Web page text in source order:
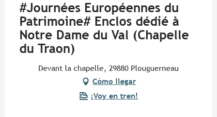
#Journées Européennes du
Patrimoine# Enclos dédié à
Notre Dame du Val (Chapelle
du Traon)
Devant la chapelle, 29880 Plouguerneau
Cómo llegar
¡Voy en tren!